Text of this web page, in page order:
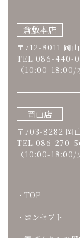
倉敷本店
〒712-8011 岡
TEL.086-440-
（10:00-18:00/
岡山店
〒703-8282 岡
TEL.086-270-
（10:00-18:00/
TOP
コンセプト